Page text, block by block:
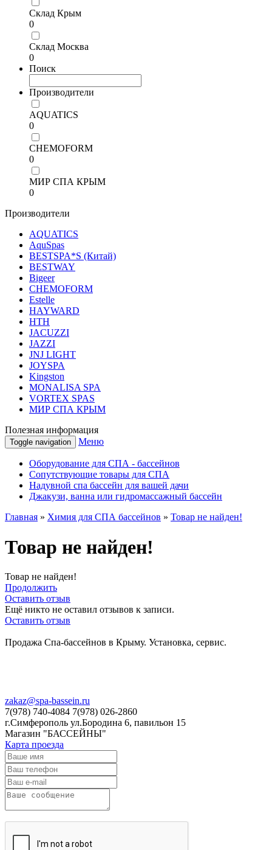
Склад Крым
0
Склад Москва
0
Поиск
Производители
AQUATICS
0
CHEMOFORM
0
МИР СПА КРЫМ
0
Производители
AQUATICS
AquSpas
BESTSPA*S (Китай)
BESTWAY
Bigeer
CHEMOFORM
Estelle
HAYWARD
HТН
JACUZZI
JAZZI
JNJ LIGHT
JOYSPA
Kingston
MONALISA SPA
VORTEX SPAS
МИР СПА КРЫМ
Полезная информация
Toggle navigation Меню
Оборудование для СПА - бассейнов
Сопутствующие товары для СПА
Надувной спа бассейн для вашей дачи
Джакузи, ванна или гидромассажный бассейн
Главная » Химия для СПА бассейнов » Товар не найден!
Товар не найден!
Товар не найден!
Продолжить
Оставить отзыв
Ещё никто не оставил отзывов к записи.
Оставить отзыв
Продажа Спа-бассейнов в Крыму. Установка, сервис.
zakaz@spa-bassein.ru
7(978) 740-4084 7(978) 026-2860
г.Симферополь ул.Бородина 6, павильон 15
Магазин "БАССЕЙНЫ"
Карта проезда